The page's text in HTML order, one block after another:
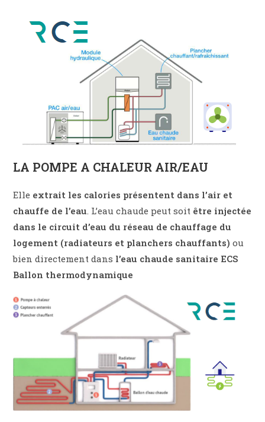
LA POMPE A CHALEUR AIR/EAU
Elle extrait les calories présentent dans l’air et
chauffe de l’eau . L’eau chaude peut soit être injectée
dans le circuit d’eau du réseau de chauffage du
logement (radiateurs et planchers chauffants) ou
bien directement dans l’eau chaude sanitaire ECS
Ballon thermodynamique